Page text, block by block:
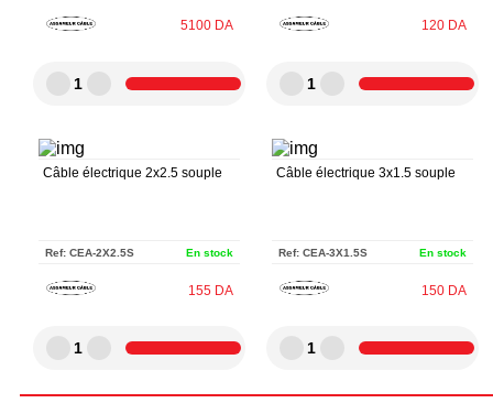
5100 DA
1
120 DA
1
Câble électrique 2x2.5 souple
Ref: CEA-2X2.5S En stock
155 DA
1
Câble électrique 3x1.5 souple
Ref: CEA-3X1.5S En stock
150 DA
1